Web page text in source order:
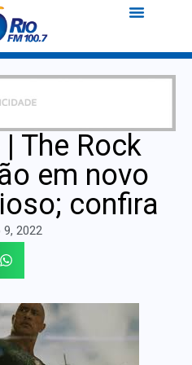
The Rock
em novo
confira
2022